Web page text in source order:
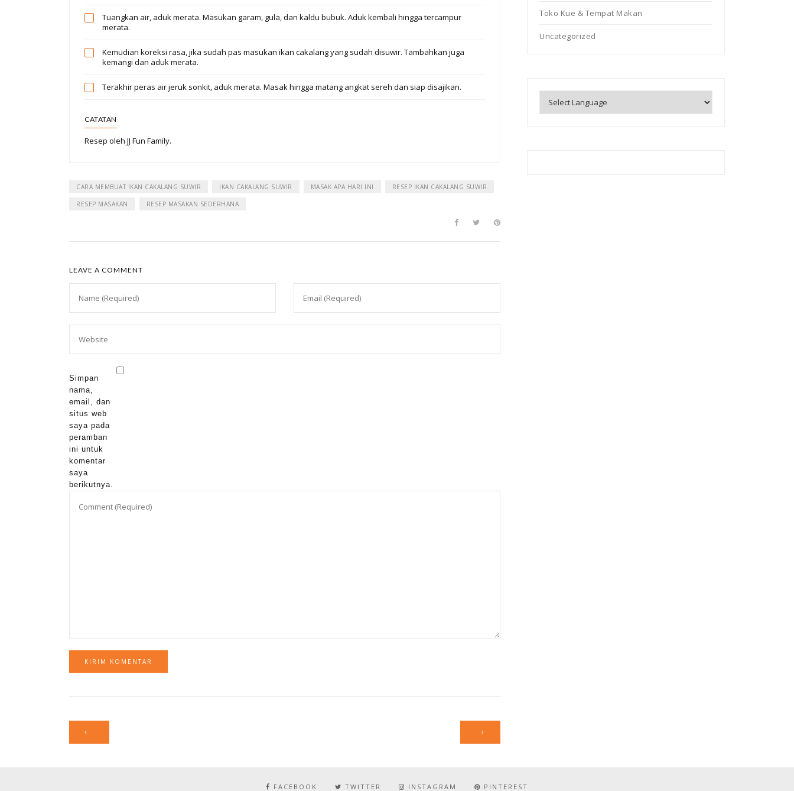
Tuangkan air, aduk merata. Masukan garam, gula, dan kaldu bubuk. Aduk kembali hingga tercampur
merata.
Kemudian koreksi rasa, jika sudah pas masukan ikan cakalang yang sudah disuwir. Tambahkan juga
kemangi dan aduk merata.
Terakhir peras air jeruk sonkit, aduk merata. Masak hingga matang angkat sereh dan siap disajikan.
CATATAN
Resep oleh JJ Fun Family.
CARA MEMBUAT IKAN CAKALANG SUWIR IKAN CAKALANG SUWIR MASAK APA HARI INI RESEP IKAN CAKALANG SUWIR
RESEP MASAKAN RESEP MASAKAN SEDERHANA
LEAVE A COMMENT
Simpan
nama,
email, dan
situs web
saya pada
peramban
ini untuk
komentar
saya
berikutnya.
Toko Kue & Tempat Makan
Uncategorized
FACEBOOK TWITTER INSTAGRAM PINTEREST